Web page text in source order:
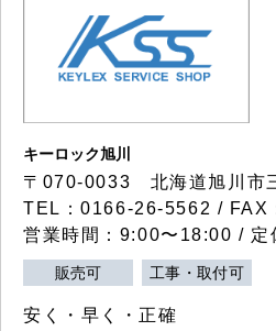
キーロック旭川
〒070-0033 北海道旭川市
TEL：0166-26-5562 / FAX
営業時間：9:00〜18:00 / 定
販売可 工事・取付可
安く・早く・正確